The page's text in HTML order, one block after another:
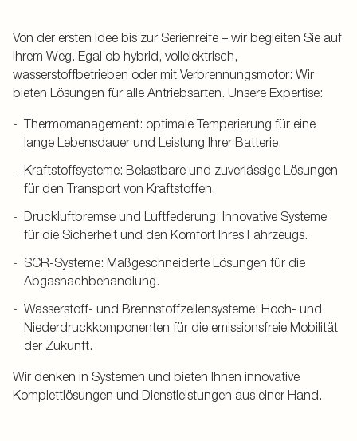
Von der ersten Idee bis zur Serienreife – wir begleiten Sie auf
Ihrem Weg. Egal ob hybrid, vollelektrisch,
wasserstoffbetrieben oder mit Verbrennungsmotor: Wir
bieten Lösungen für alle Antriebsarten. Unsere Expertise:
Thermomanagement: optimale Temperierung für eine
lange Lebensdauer und Leistung Ihrer Batterie.
Kraftstoffsysteme: Belastbare und zuverlässige Lösungen
für den Transport von Kraftstoffen.
Druckluftbremse und Luftfederung: Innovative Systeme
für die Sicherheit und den Komfort Ihres Fahrzeugs.
SCR-Systeme: Maßgeschneiderte Lösungen für die
Abgasnachbehandlung.
Wasserstoff- und Brennstoffzellensysteme: Hoch- und
Niederdruckkomponenten für die emissionsfreie Mobilität
der Zukunft.
Wir denken in Systemen und bieten Ihnen innovative
Komplettlösungen und Dienstleistungen aus einer Hand.